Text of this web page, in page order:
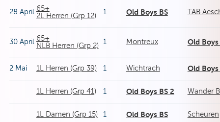
28 April 65+
2L Herren (Grp 12)
1 Old Boys BS TAB
30 April 65+
NLB Herren (Grp 2)
1 Montreux Old Boys
2 Mai 1L Herren (Grp 39) 1 Wichtrach Old Boys
1L Herren (Grp 41) 1 Old Boys BS 2 Wander
1L Damen (Grp 15) 1 Old Boys BS Scheuren